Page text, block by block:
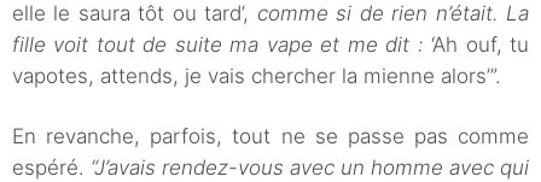
elle le saura tôt ou tard’, comme si de rien n’était. La
fille voit tout de suite ma vape et me dit : ‘Ah ouf, tu
vapotes, attends, je vais chercher la mienne alors’”.
En revanche, parfois, tout ne se passe pas comme
espéré. “J’avais rendez-vous avec un homme avec qui